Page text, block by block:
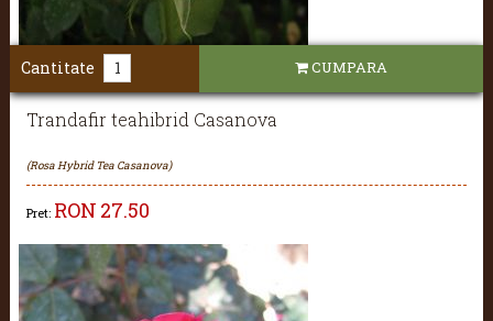
Trandafir teahibrid Casanova
(Rosa Hybrid Tea Casanova)
Pret: RON 27.50
Cantitate CUMPARA